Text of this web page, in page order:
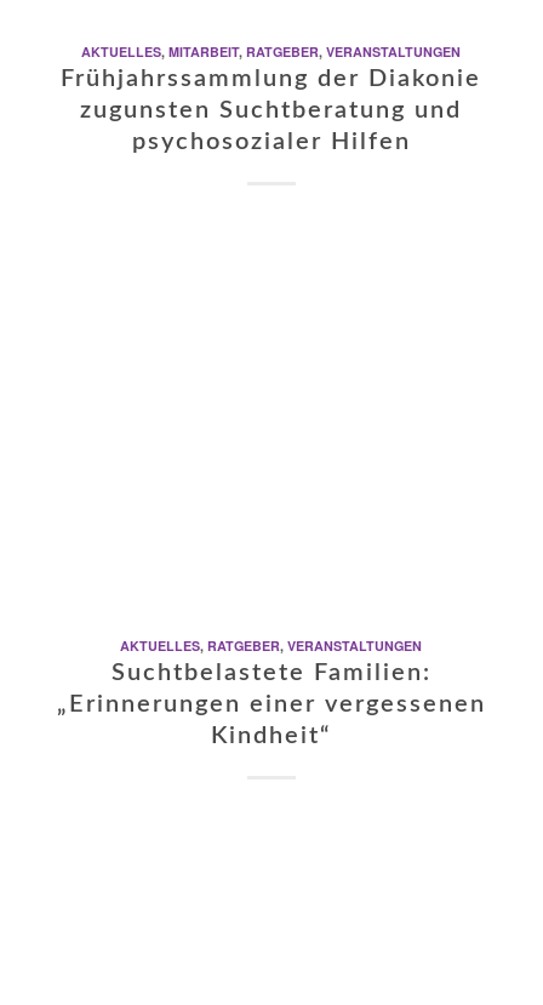
AKTUELLES,MITARBEIT,RATGEBER,VERANSTALTUNGEN
Frühjahrssammlung der Diakonie
zugunsten Suchtberatung und
psychosozialer Hilfen
AKTUELLES,RATGEBER,VERANSTALTUNGEN
Suchtbelastete Familien:
„Erinnerungen einer vergessenen
Kindheit“